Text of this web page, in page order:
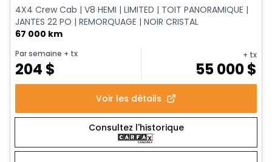
4X4 Crew Cab | V8 HEMI | LIMITED | TOIT PANORAMIQUE |
JANTES 22 PO | REMORQUAGE | NOIR CRISTAL
67 000 km
Par semaine + tx
204 $
+ tx
55 000$
Voir les détails
Consultez l'historique